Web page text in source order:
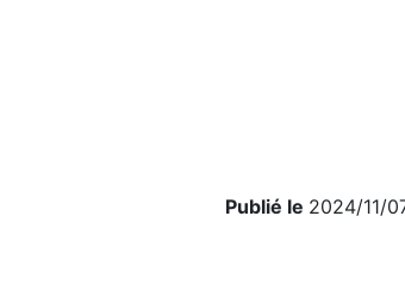
Publié le 2024/11/